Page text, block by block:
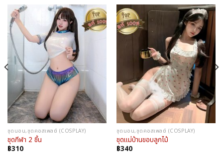
ชุดนอน,ชุดคอสเพลย์ (COSPLAY)
ชุดกีฬา 2 ชิ้น
฿310
ชุดนอน,ชุดคอสเพลย์ (COSPLAY)
ชุดแม่บ้านขอบลูกไม้
฿340